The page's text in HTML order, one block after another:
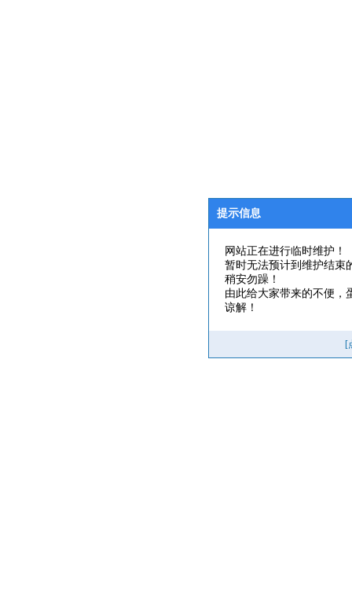
提示信息
网站正在进行临时维护！
暂时无法预计到维护结束
稍安勿躁！
由此给大家带来的不便，
谅解！
[